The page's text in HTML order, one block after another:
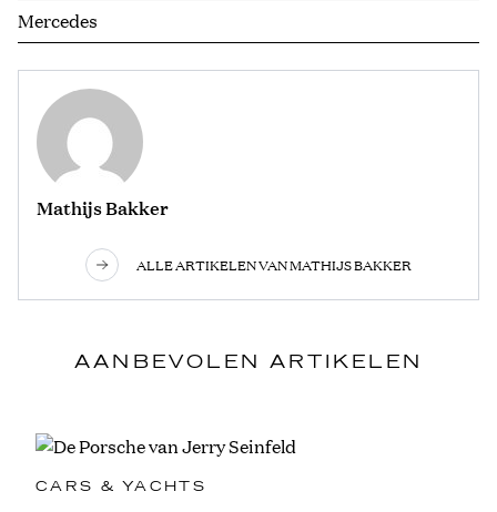
Mercedes
Mathijs Bakker
ALLE ARTIKELEN VAN MATHIJS BAKKER
AANBEVOLEN ARTIKELEN
CARS & YACHTS